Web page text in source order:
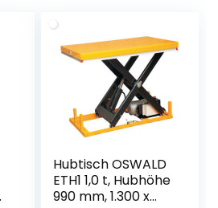
Hubtisch OSWALD
ETH1 1,0 t, Hubhöhe
990 mm, 1.300 x